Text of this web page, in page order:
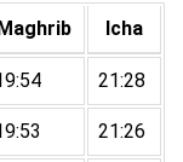
Icha
21:28
21:26